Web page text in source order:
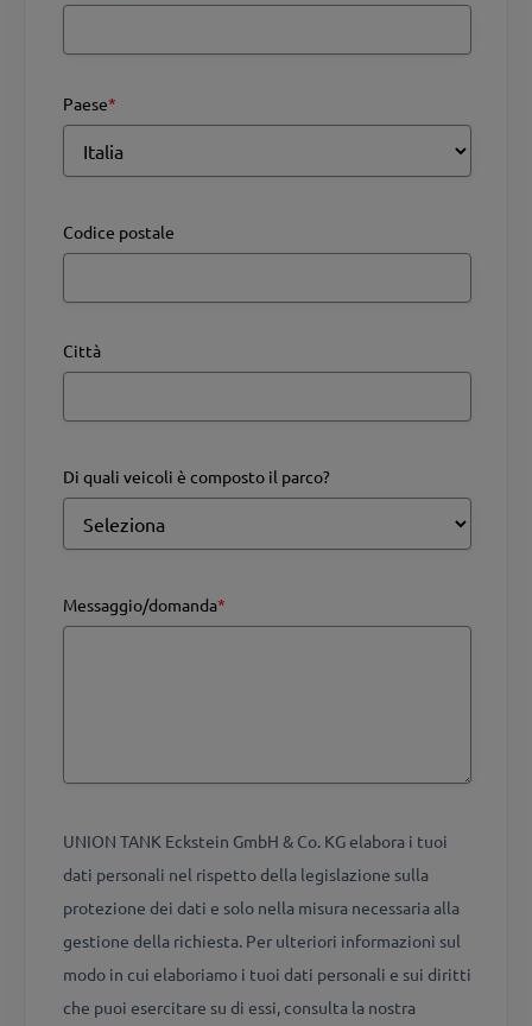
Paese*
Codice postale
Città
Di quali veicoli è composto il parco?
Messaggio/domanda*
UNION TANK Eckstein GmbH & Co. KG elabora i tuoi
dati personali nel rispetto della legislazione sulla
protezione dei dati e solo nella misura necessaria alla
gestione della richiesta. Per ulteriori informazioni sul
modo in cui elaboriamo i tuoi dati personali e sui diritti
che puoi esercitare su di essi, consulta la nostra